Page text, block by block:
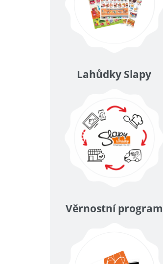
Lahůdky Slapy
Věrnostní program